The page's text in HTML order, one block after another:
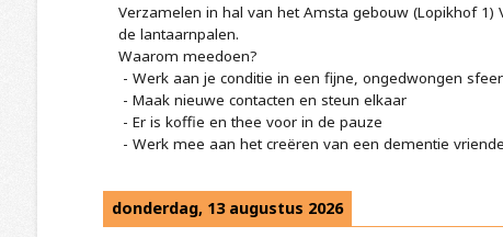
Verzamelen in hal van het Amsta gebouw (Lopikhof
de lantaarnpalen.
Waarom meedoen?
- Werk aan je conditie in een fijne, ongedwongen sfeer
- Maak nieuwe contacten en steun elkaar
- Er is koffie en thee voor in de pauze
- Werk mee aan het creëren van een dementie
donderdag, 13 augustus 2026